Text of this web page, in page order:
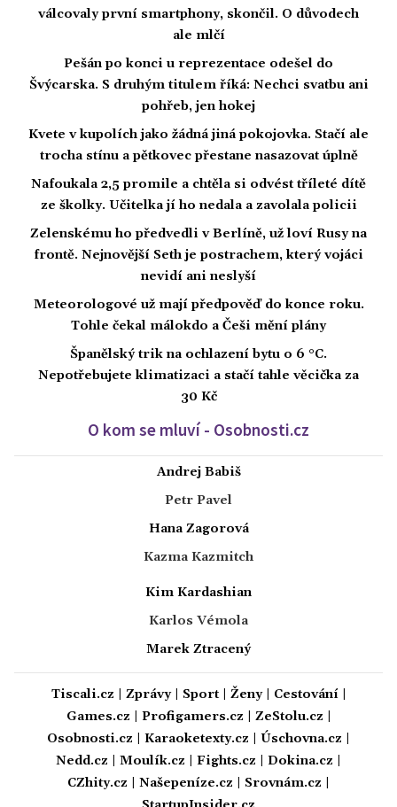
válcovaly první smartphony, skončil. O důvodech
ale mlčí
Pešán po konci u reprezentace odešel do
Švýcarska. S druhým titulem říká: Nechci svatbu ani
pohřeb, jen hokej
Kvete v kupolích jako žádná jiná pokojovka. Stačí ale
trocha stínu a pětkovec přestane nasazovat úplně
Nafoukala 2,5 promile a chtěla si odvést tříleté dítě
ze školky. Učitelka jí ho nedala a zavolala policii
Zelenskému ho předvedli v Berlíně, už loví Rusy na
frontě. Nejnovější Seth je postrachem, který vojáci
nevidí ani neslyší
Meteorologové už mají předpověď do konce roku.
Tohle čekal málokdo a Češi mění plány
Španělský trik na ochlazení bytu o 6 °C.
Nepotřebujete klimatizaci a stačí tahle věcička za
30 Kč
O kom se mluví - Osobnosti.cz
Andrej Babiš
Petr Pavel
Hana Zagorová
Kazma Kazmitch
Kim Kardashian
Karlos Vémola
Marek Ztracený
Tiscali.cz Zprávy| Sport| Ženy| Cestování|
Games.cz
Profigamers.cz ZeStolu.cz
Osobnosti.cz
Karaoketexty.cz Úschovna.cz
Nedd.cz
Moulík.cz Fights.cz Dokina.cz
CZhity.cz
Našepeníze.cz Srovnám.cz